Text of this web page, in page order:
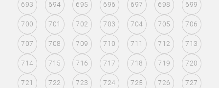
693 694 695 696 697 698 699
700 701 702 703 704 705 706
707 708 709 710 711 712 713
714 715 716 717 718 719 720
721 722 723 724 725 726 727